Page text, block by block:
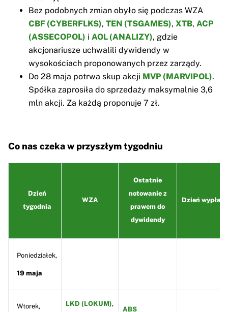
Bez podobnych zmian obyło się podczas WZA
CBF (CYBERFLKS), TEN (TSGAMES), XTB, ACP
(ASSECOPOL) i AOL (ANALIZY), gdzie
akcjonariusze uchwalili dywidendy w
wysokościach proponowanych przez zarządy.
Do 28 maja potrwa skup akcji MVP (MARVIPOL).
Spółka zaprosiła do sprzedaży maksymalnie 3,6
mln akcji. Za każdą proponuje 7 zł.
Co nas czeka w przyszłym tygodniu
Dzień
tygodnia
WZA
Ostatnie
notowanie z
prawem do
dywidendy
Dzień wypłaty
Poniedziałek,
19 maja
Wtorek, LKD (LOKUM),
ABS